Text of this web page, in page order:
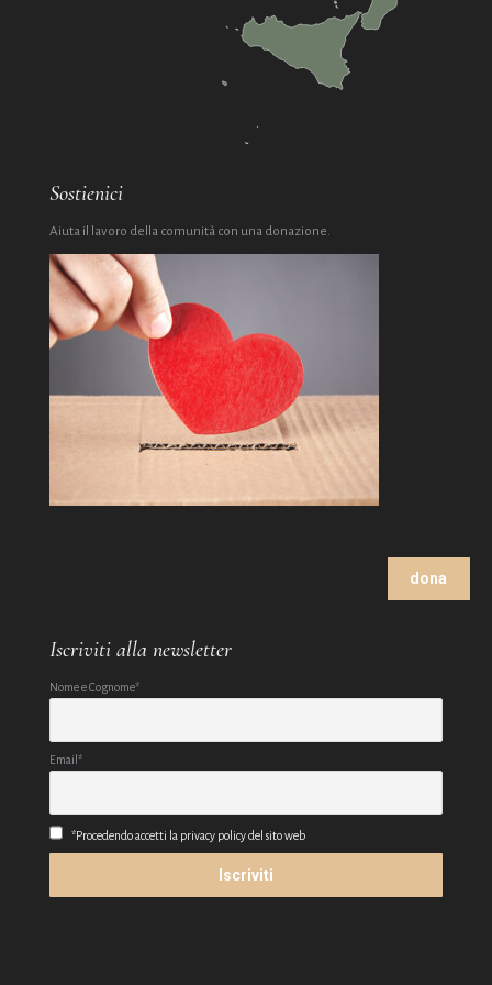
Sostienici
Aiuta il lavoro della comunità con una donazione.
dona
Iscriviti alla newsletter
Nome e Cognome*
Email*
*Procedendo accetti la privacy policy del sito web